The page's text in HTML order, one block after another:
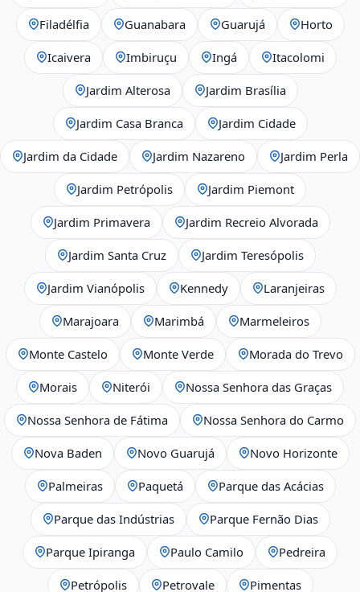
Filadélfia Guanabara Guarujá Horto
Icaivera Imbiruçu Ingá Itacolomi
Jardim Alterosa Jardim Brasília
Jardim Casa Branca Jardim Cidade
Jardim da Cidade Jardim Nazareno Jardim Perla
Jardim Petrópolis Jardim Piemont
Jardim Primavera Jardim Recreio Alvorada
Jardim Santa Cruz Jardim Teresópolis
Jardim Vianópolis Kennedy Laranjeiras
Marajoara Marimbá Marmeleiros
Monte Castelo Monte Verde Morada do Trevo
Morais Niterói Nossa Senhora das Graças
Nossa Senhora de Fátima Nossa Senhora do Carmo
Nova Baden Novo Guarujá Novo Horizonte
Palmeiras Paquetá Parque das Acácias
Parque das Indústrias Parque Fernão Dias
Parque Ipiranga Paulo Camilo Pedreira
Petrópolis Petrovale Pimentas